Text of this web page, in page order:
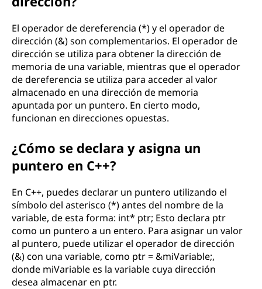
El operador de dereferencia (*) y el operador de
dirección (&) son complementarios. El operador de
dirección se utiliza para obtener la dirección de
memoria de una variable, mientras que el operador
de dereferencia se utiliza para acceder al valor
almacenado en una dirección de memoria
apuntada por un puntero. En cierto modo,
funcionan en direcciones opuestas.
¿Cómo se declara y asigna un
puntero en C++?
En C++, puedes declarar un puntero utilizando el
símbolo del asterisco (*) antes del nombre de la
variable, de esta forma: int* ptr; Esto declara ptr
como un puntero a un entero. Para asignar un valor
al puntero, puede utilizar el operador de dirección
(&) con una variable, como ptr = &miVariable;,
donde miVariable es la variable cuya dirección
desea almacenar en ptr.